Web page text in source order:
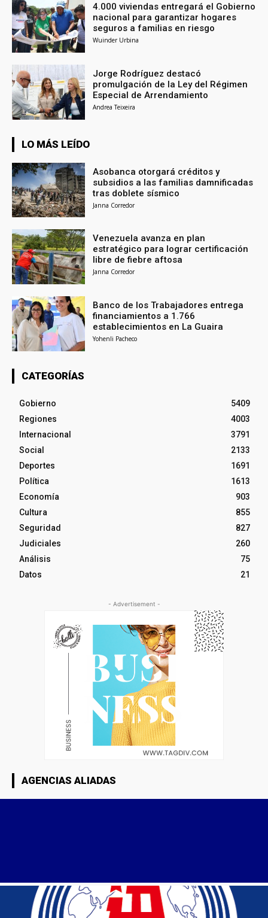
4.000 viviendas entregará el Gobierno
nacional para garantizar hogares
seguros a familias en riesgo
Wuinder Urbina
Jorge Rodríguez destacó
promulgación de la Ley del Régimen
Especial de Arrendamiento
Andrea Teixeira
LO MÁS LEÍDO
Asobanca otorgará créditos y
subsidios a las familias damnificadas
tras doblete sísmico
Janna Corredor
Venezuela avanza en plan
estratégico para lograr certificación
libre de fiebre aftosa
Janna Corredor
Banco de los Trabajadores entrega
financiamientos a 1.766
establecimientos en La Guaira
Yohenli Pacheco
CATEGORÍAS
Gobierno
5409
Regiones
4003
Internacional
3791
Social
2133
Deportes
1691
Política
1613
Economía
903
Cultura
855
Seguridad
827
Judiciales
260
Análisis
75
Datos
21
- Advertisement -
AGENCIAS ALIADAS